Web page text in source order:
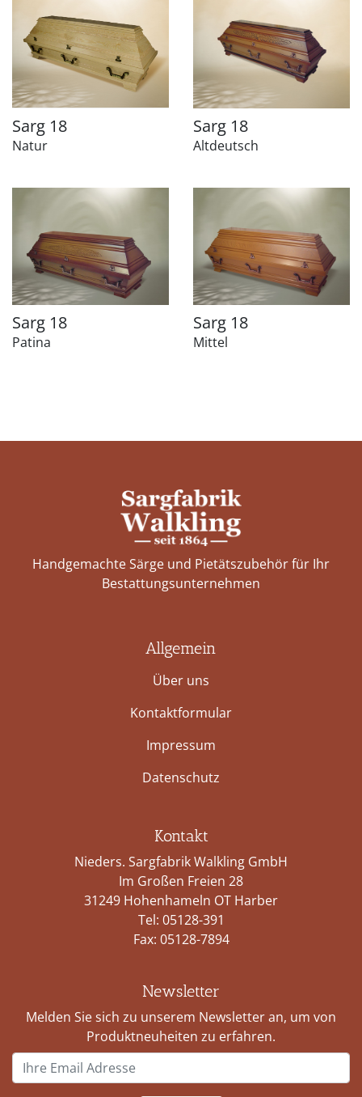
Sarg 18
Natur
Sarg 18
Altdeutsch
Sarg 18
Patina
Sarg 18
Mittel
Handgemachte Särge und Pietätszubehör für Ihr
Bestattungs­unternehmen
Allgemein
Über uns
Kontaktformular
Impressum
Datenschutz
Kontakt
Nieders. Sargfabrik Walkling GmbH
Im Großen Freien 28
31249 Hohenhameln OT Harber
Tel: 05128-391
Fax: 05128-7894
Newsletter
Melden Sie sich zu unserem Newsletter an, um von
Produktneuheiten zu erfahren.